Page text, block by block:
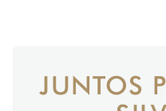
JUNTOS